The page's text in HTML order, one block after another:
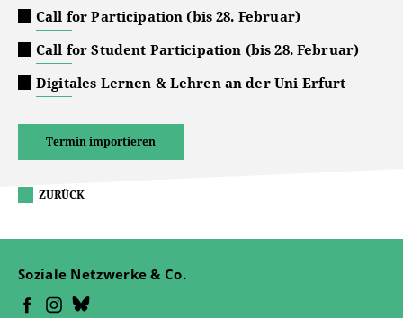
Call for Participation (bis 28. Februar)
Call for Student Participation (bis 28. Februar)
Digitales Lernen & Lehren an der Uni Erfurt
Termin importieren
ZURÜCK
Soziale Netzwerke & Co.